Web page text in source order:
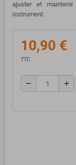
ajuster et
Instrument.
10,90 €
TTC
remove add